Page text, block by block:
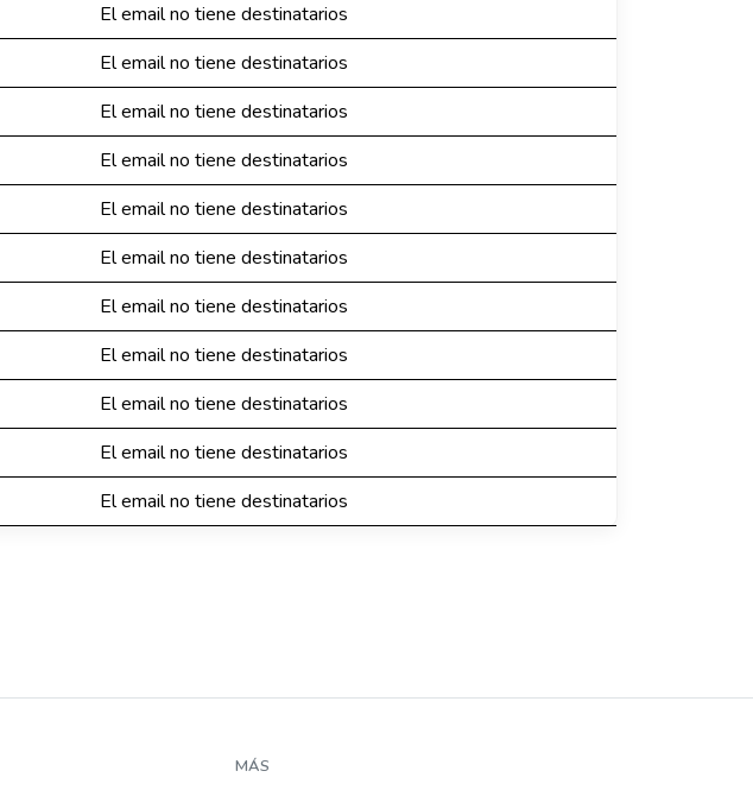
El email no tiene destinatarios
El email no tiene destinatarios
El email no tiene destinatarios
El email no tiene destinatarios
El email no tiene destinatarios
El email no tiene destinatarios
El email no tiene destinatarios
El email no tiene destinatarios
El email no tiene destinatarios
El email no tiene destinatarios
El email no tiene destinatarios
MÁS